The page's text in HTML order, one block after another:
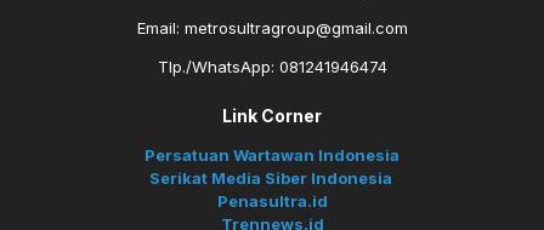
Email: metrosultragroup@gmail.com
Tlp./WhatsApp: 081241946474
Link Corner
Persatuan Wartawan Indonesia
Serikat Media Siber Indonesia
Penasultra.id
Trennews.id